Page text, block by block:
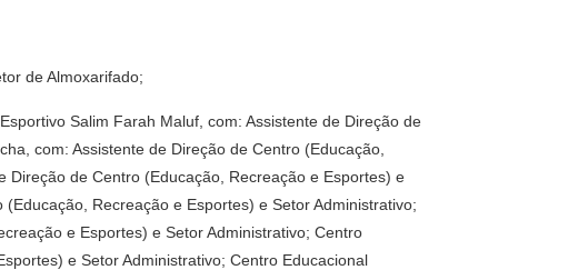
de Almoxarifado;
Salim Farah Maluf, com: Assistente de Direção de
com: Assistente de Direção de Centro (Educação,
Direção de Centro (Educação, Recreação e Esportes) e
Recreação e Esportes) e Setor Administrativo;
e Esportes) e Setor Administrativo; Centro
e Setor Administrativo; Centro Educacional